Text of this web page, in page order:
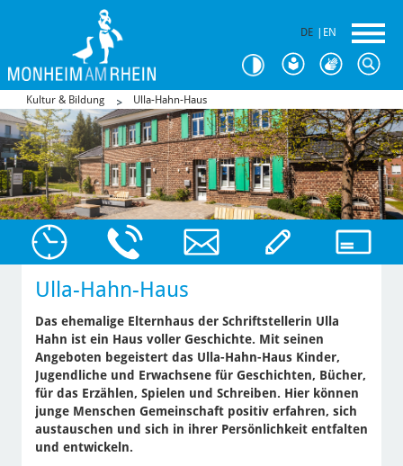
DE EN
Kultur & Bildung Ulla-Hahn-Haus
Ulla-Hahn-Haus
Das ehemalige Elternhaus der Schriftstellerin Ulla
Hahn ist ein Haus voller Geschichte. Mit seinen
Angeboten begeistert das Ulla-Hahn-Haus Kinder,
Jugendliche und Erwachsene für Geschichten, Bücher,
für das Erzählen, Spielen und Schreiben. Hier können
junge Menschen Gemeinschaft positiv erfahren, sich
austauschen und sich in ihrer Persönlichkeit entfalten
und entwickeln.